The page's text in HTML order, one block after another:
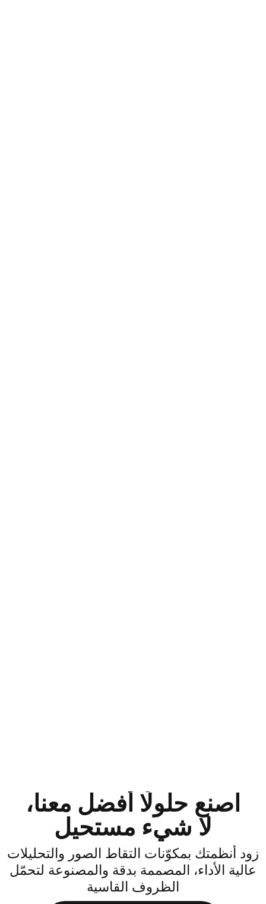
اصنع حلولًا أفضل معنا،
لا شيء مستحيل
أنظمتك بمكوّنات التقاط الصور والتحليلات
الأداء، المصممة بدقة والمصنوعة لتحمّل
الظروف القاسية